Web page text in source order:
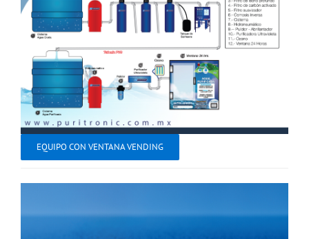
EQUIPO CON VENTANA VENDING